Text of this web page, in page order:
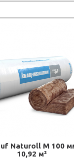
Naturoll M 100
10,92 м²